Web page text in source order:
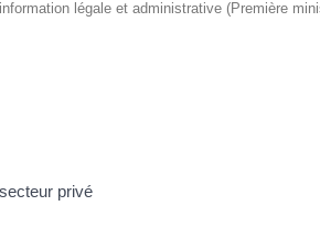
légale et administrative (Première
privé